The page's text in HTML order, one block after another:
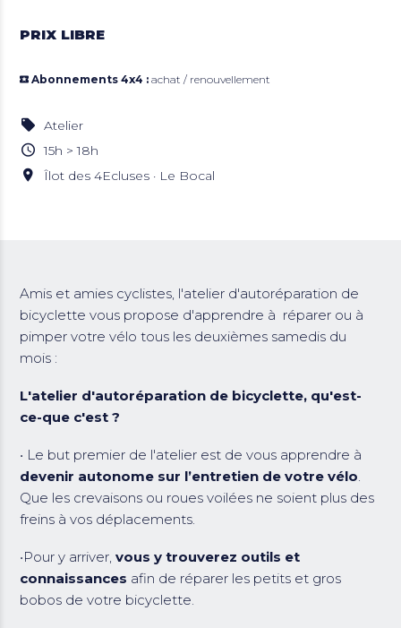
PRIX LIBRE
Abonnements 4x4 : achat / renouvellement
Atelier
15h > 18h
Îlot des 4Ecluses · Le Bocal
Amis et amies cyclistes, l'atelier d'autoréparation de
bicyclette vous propose d'apprendre à réparer ou à
pimper votre vélo tous les deuxièmes samedis du
mois :
L'atelier d'autoréparation de bicyclette, qu'est-
ce-que c'est ?
• Le but premier de l'atelier est de vous apprendre à
devenir autonome sur l’entretien de votre vélo.
Que les crevaisons ou roues voilées ne soient plus des
freins à vos déplacements.
•Pour y arriver,vous y trouverez outils et
connaissances afin de réparer les petits et gros
bobos de votre bicyclette.